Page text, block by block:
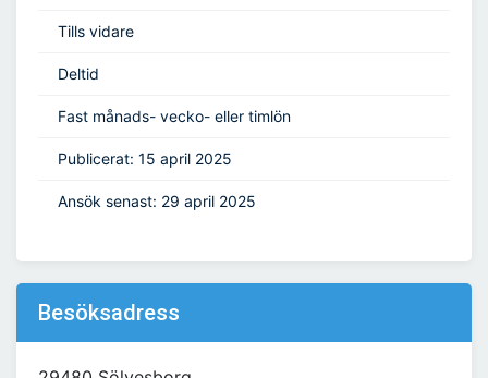
Tills vidare
Deltid
Fast månads- vecko- eller timlön
Publicerat: 15 april 2025
Ansök senast: 29 april 2025
Besöksadress